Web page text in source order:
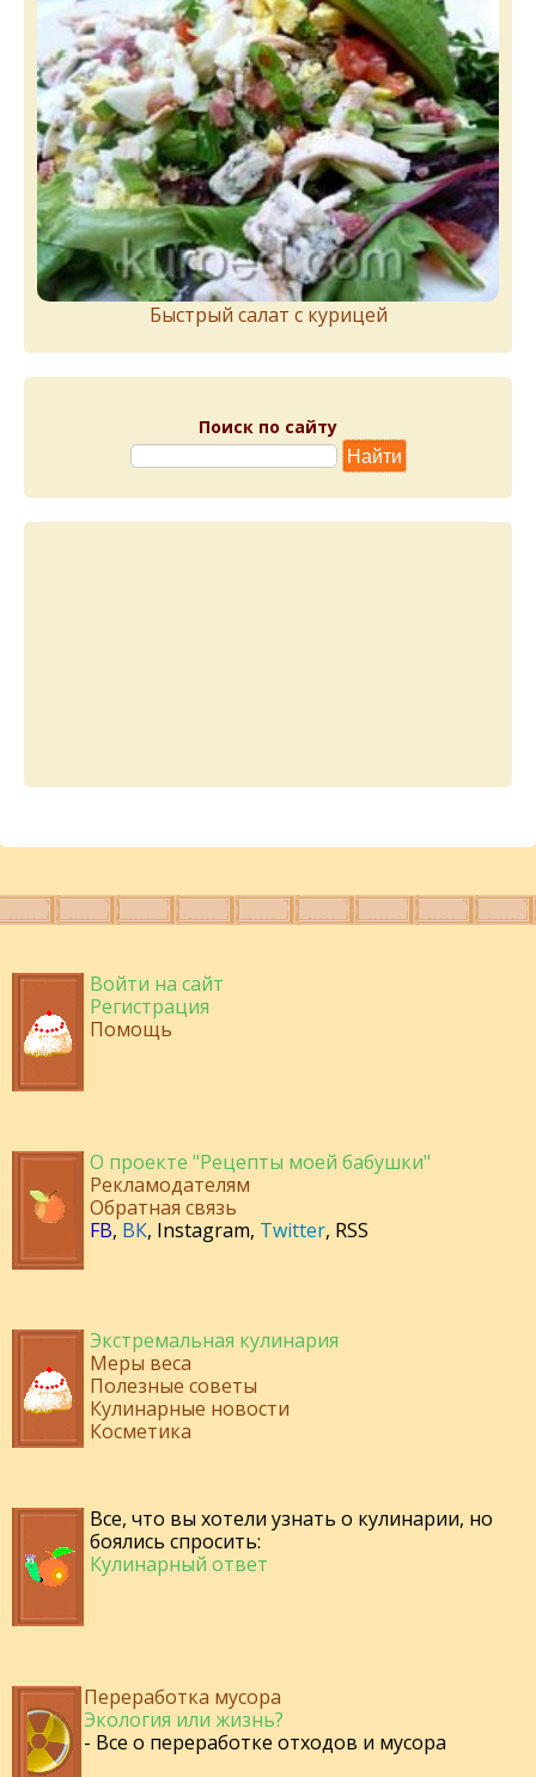
Быстрый салат с курицей
Поиск по сайту
Войти на сайт
Регистрация
Помощь
О проекте "Рецепты моей бабушки"
Рекламодателям
Обратная связь
FB, ВК, Instagram, Twitter, RSS
Экстремальная кулинария
Меры веса
Полезные советы
Кулинарные новости
Косметика
Все, что вы хотели узнать о кулинарии, но
боялись спросить:
Кулинарный ответ
Переработка мусора
Экология или жизнь?
- Все о переработке отходов и мусора